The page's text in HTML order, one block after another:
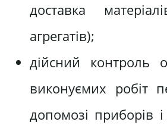
доставка
агрегатів);
дійсний контроль
виконуємих робіт
допомозі приборів